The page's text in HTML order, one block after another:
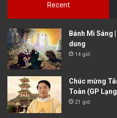
Recent
Bánh Mì Sáng
dung
14 giờ
Chúc mừng
Toàn (GP
21 giờ